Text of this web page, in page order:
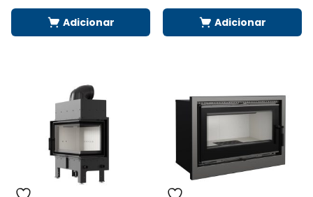
Adicionar Adicionar